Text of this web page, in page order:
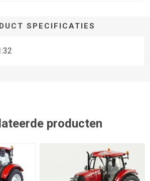
SPECIFICATIES
producten